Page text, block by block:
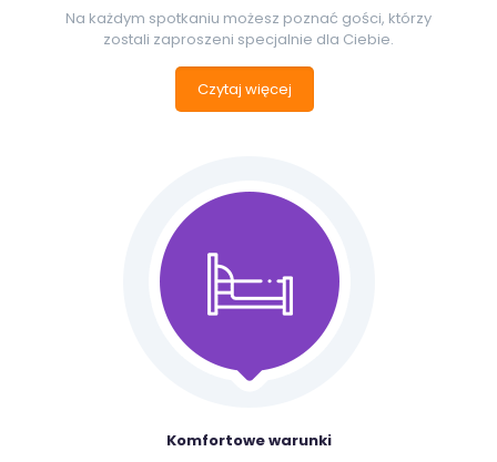
Na każdym spotkaniu możesz poznać gości, którzy
zostali zaproszeni specjalnie dla Ciebie.
Czytaj więcej
Komfortowe warunki